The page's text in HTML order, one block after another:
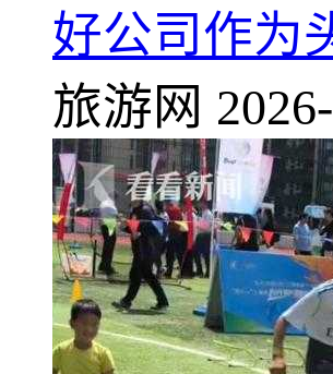
好公司作为
旅游网